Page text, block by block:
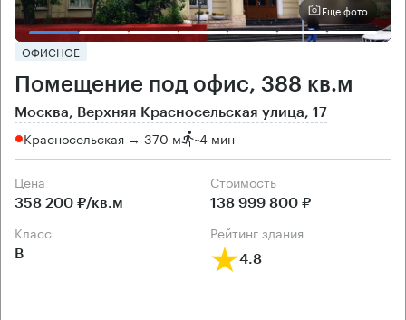
Еще фото
ОФИСНОЕ
Помещение под офис, 388 кв.м
Москва, Верхняя Красносельская улица, 17
Красносельская → 370 м ~4 мин
Цена
358 200 ₽/кв.м
Cтоимость
138 999 800 ₽
класс
B
рейтинг здания
4.8